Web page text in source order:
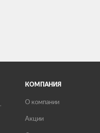
КОМПАНИЯ
О компании
Акции